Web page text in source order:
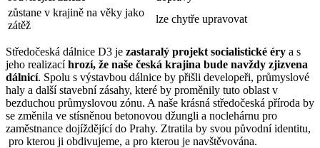
zůstane v krajině na věky jako
zátěž
lze chytře upravovat
Středočeská dálnice D3 je zastaralý projekt socialistické éry a s
jeho realizacíhrozí, že naše česká krajina bude navždy zjizvena
dálnicí. Spolu s výstavbou dálnice by přišli developeři, průmyslové
haly a další stavební zásahy, které by proměnily tuto oblast v
bezduchou průmyslovou zónu. A naše krásná středočeská příroda by
se změnila ve stísněnou betonovou džungli a noclehárnu pro
zaměstnance dojíždějící do Prahy. Ztratila by svou původní identitu,
pro kterou ji obdivujeme, a pro kterou je navštěvována.